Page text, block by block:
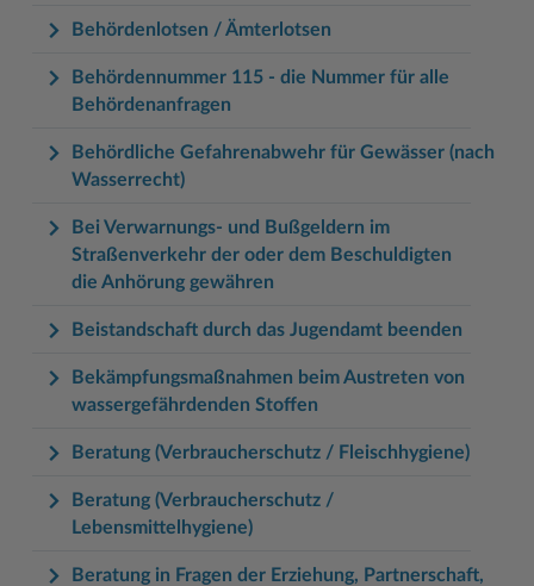
Behördenlotsen / Ämterlotsen
Behördennummer 115 - die Nummer für alle
Behördenanfragen
Behördliche Gefahrenabwehr für Gewässer (nach
Wasserrecht)
Bei Verwarnungs- und Bußgeldern im
Straßenverkehr der oder dem Beschuldigten
die Anhörung gewähren
Beistandschaft durch das Jugendamt beenden
Bekämpfungsmaßnahmen beim Austreten von
wassergefährdenden Stoffen
Beratung (Verbraucherschutz / Fleischhygiene)
Beratung (Verbraucherschutz /
Lebensmittelhygiene)
Beratung in Fragen der Erziehung, Partnerschaft,